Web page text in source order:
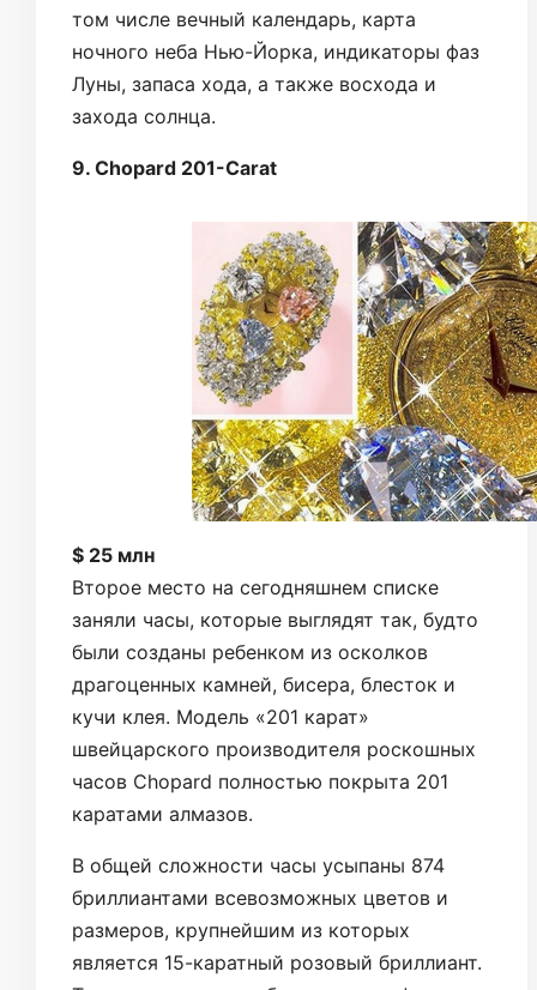
том числе вечный календарь, карта
ночного неба Нью-Йорка, индикаторы фаз
Луны, запаса хода, а также восхода и
захода солнца.
9. Chopard 201-Carat
$ 25 млн
Второе место на сегодняшнем списке
заняли часы, которые выглядят так, будто
были созданы ребенком из осколков
драгоценных камней, бисера, блесток и
кучи клея. Модель «201 карат»
швейцарского производителя роскошных
часов Chopard полностью покрыта 201
каратами алмазов.
В общей сложности часы усыпаны 874
бриллиантами всевозможных цветов и
размеров, крупнейшим из которых
является 15-каратный розовый бриллиант.